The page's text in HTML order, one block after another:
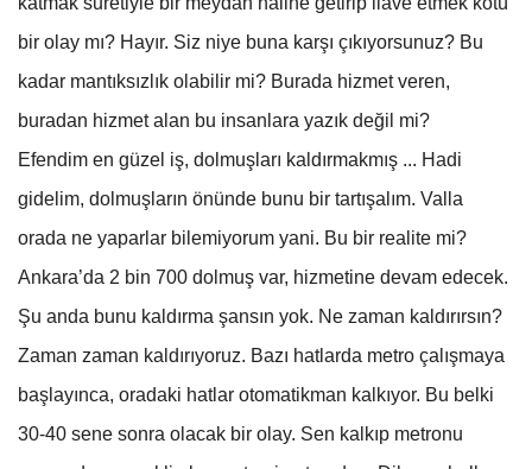
bir olay mı? Hayır. Siz niye buna karşı çıkıyorsunuz? Bu
kadar mantıksızlık olabilir mi? Burada hizmet veren,
buradan hizmet alan bu insanlara yazık değil mi?
Efendim en güzel iş, dolmuşları kaldırmakmış ... Hadi
gidelim, dolmuşların önünde bunu bir tartışalım. Valla
orada ne yaparlar bilemiyorum yani. Bu bir realite mi?
Ankara’da 2 bin 700 dolmuş var, hizmetine devam edecek.
Şu anda bunu kaldırma şansın yok. Ne zaman kaldırırsın?
Zaman zaman kaldırıyoruz. Bazı hatlarda metro çalışmaya
başlayınca, oradaki hatlar otomatikman kalkıyor. Bu belki
30-40 sene sonra olacak bir olay. Sen kalkıp metronu